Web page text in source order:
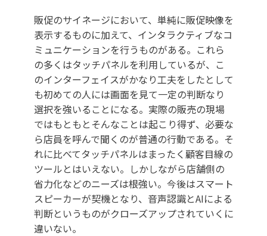
販促のサイネージにおいて、単純に販促映像を
表示するものに加えて、インタラクティブなコ
ミュニケーションを行うものがある。これら
の多くはタッチパネルを利用しているが、こ
のインターフェイスがかなり工夫をしたとして
も初めての人には画面を見て一定の判断なり
選択を強いることになる。実際の販売の現場
ではもともとそんなことは起こり得ず、必要な
ら店員を呼んで聞くのが普通の行動である。そ
れに比べてタッチパネルはまったく顧客目線の
ツールとはいえない。しかしながら店舗側の
省力化などのニーズは根強い。今後はスマート
スピーカーが契機となり、音声認識とAIによる
判断というものがクローズアップされていくに
違いない。